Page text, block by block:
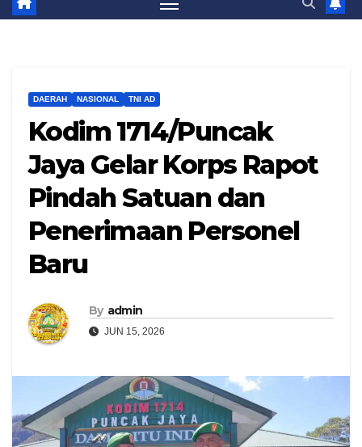
DAERAH NASIONAL TNI AD
Kodim 1714/Puncak
Jaya Gelar Korps Rapot
Pindah Satuan dan
Penerimaan Personel
Baru
By admin
JUN 15, 2026